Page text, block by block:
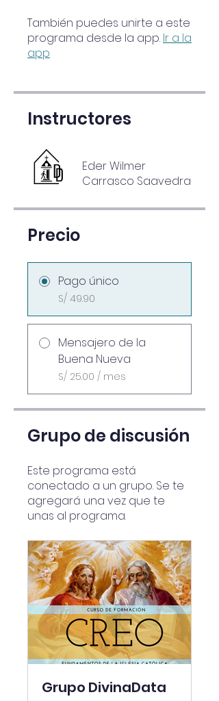
También puedes unirte a este
programa desde la app. Ir a la
app
Instructores
Eder Wilmer
Carrasco Saavedra
Precio
Pago único
S/ 49.90
Mensajero de la
Buena Nueva
S/ 25.00 / mes
Grupo de discusión
Este programa está
conectado a un grupo. Se te
agregará una vez que te
unas al programa.
Grupo DivinaData